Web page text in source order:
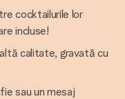
cocktailurile lor
incluse!
calitate, gravată cu
sau un mesaj